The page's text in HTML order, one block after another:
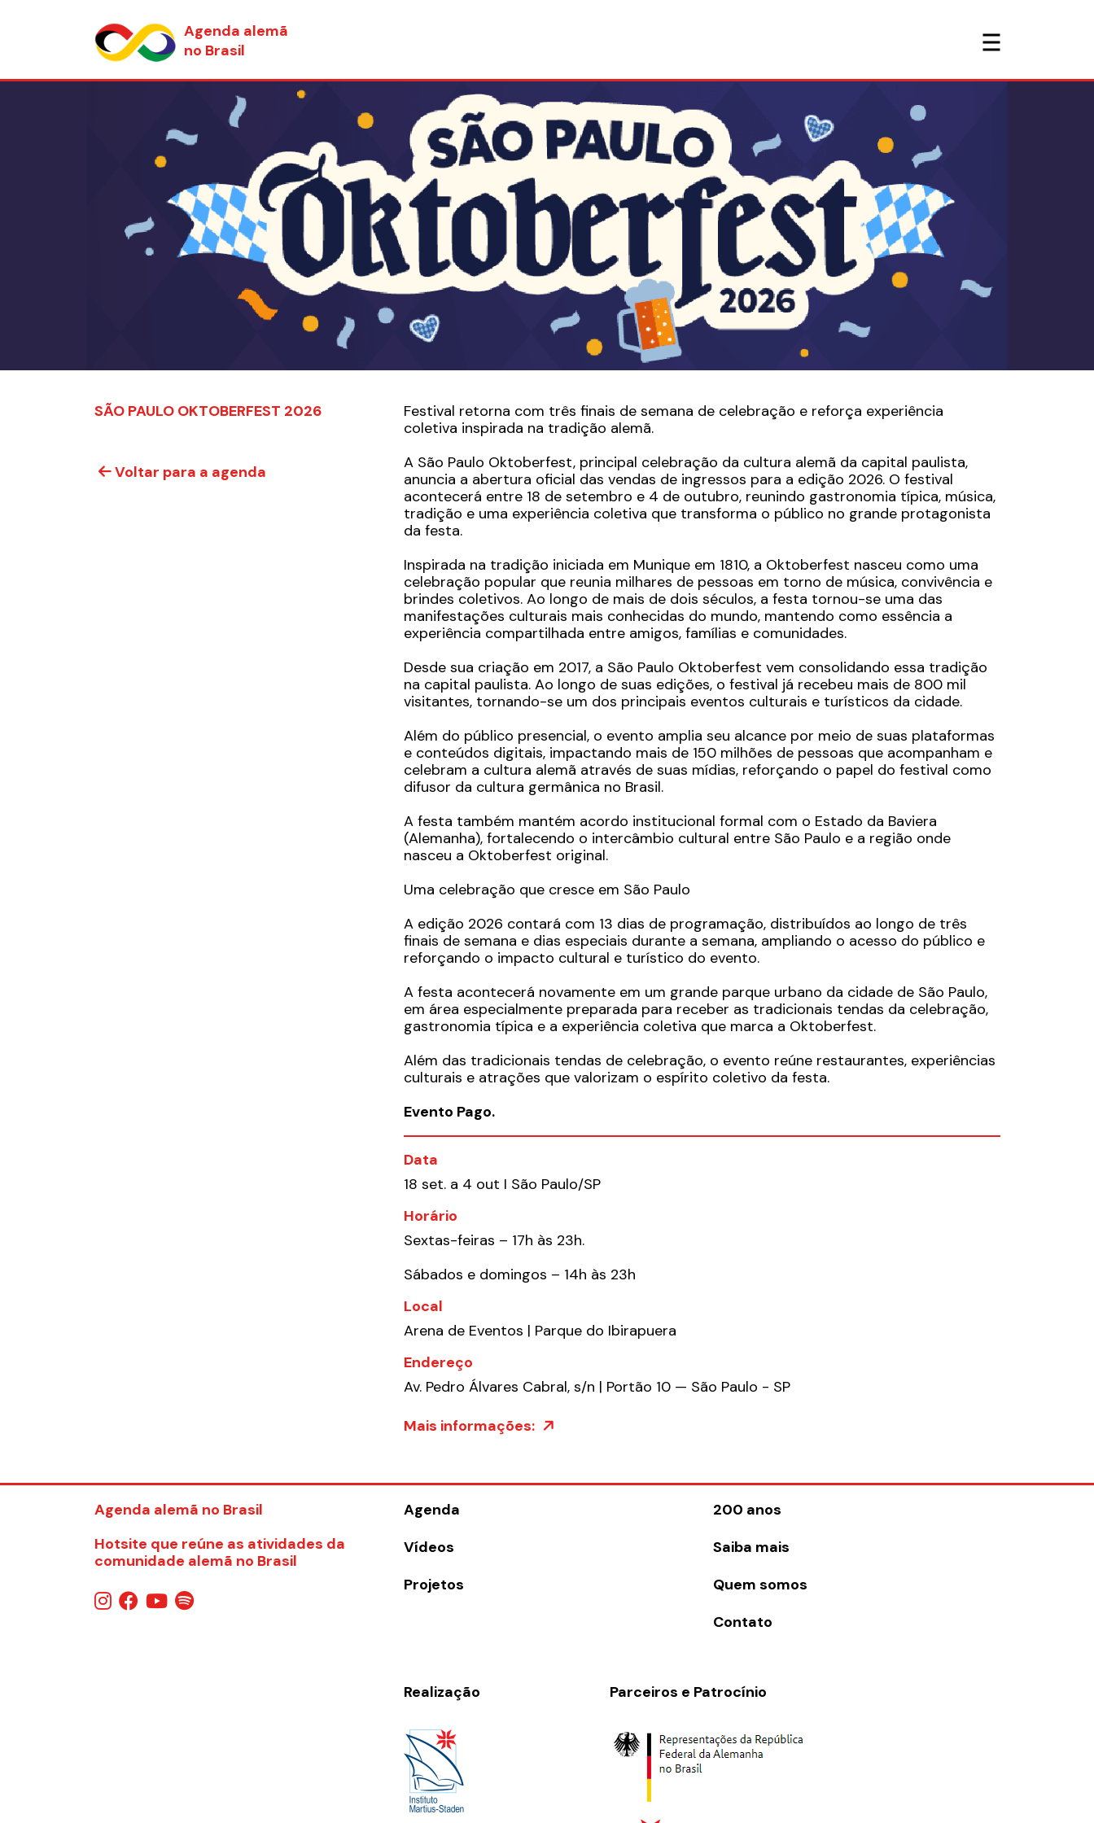
Agenda alemã
no Brasil
SÃO PAULO OKTOBERFEST 2026
Voltar para a agenda
Festival retorna com três finais de semana de celebração e reforça experiência
coletiva inspirada na tradição alemã.
A São Paulo Oktoberfest, principal celebração da cultura alemã da capital paulista,
anuncia a abertura oficial das vendas de ingressos para a edição 2026. O festival
acontecerá entre 18 de setembro e 4 de outubro, reunindo gastronomia típica, música,
tradição e uma experiência coletiva que transforma o público no grande protagonista
da festa.
Inspirada na tradição iniciada em Munique em 1810, a Oktoberfest nasceu como uma
celebração popular que reunia milhares de pessoas em torno de música, convivência e
brindes coletivos. Ao longo de mais de dois séculos, a festa tornou-se uma das
manifestações culturais mais conhecidas do mundo, mantendo como essência a
experiência compartilhada entre amigos, famílias e comunidades.
Desde sua criação em 2017, a São Paulo Oktoberfest vem consolidando essa tradição
na capital paulista. Ao longo de suas edições, o festival já recebeu mais de 800 mil
visitantes, tornando-se um dos principais eventos culturais e turísticos da cidade.
Além do público presencial, o evento amplia seu alcance por meio de suas plataformas
e conteúdos digitais, impactando mais de 150 milhões de pessoas que acompanham e
celebram a cultura alemã através de suas mídias, reforçando o papel do festival como
difusor da cultura germânica no Brasil.
A festa também mantém acordo institucional formal com o Estado da Baviera
(Alemanha), fortalecendo o intercâmbio cultural entre São Paulo e a região onde
nasceu a Oktoberfest original.
Uma celebração que cresce em São Paulo
A edição 2026 contará com 13 dias de programação, distribuídos ao longo de três
finais de semana e dias especiais durante a semana, ampliando o acesso do público e
reforçando o impacto cultural e turístico do evento.
A festa acontecerá novamente em um grande parque urbano da cidade de São Paulo,
em área especialmente preparada para receber as tradicionais tendas da celebração,
gastronomia típica e a experiência coletiva que marca a Oktoberfest.
Além das tradicionais tendas de celebração, o evento reúne restaurantes, experiências
culturais e atrações que valorizam o espírito coletivo da festa.
Evento Pago.
Data
18 set. a 4 out I São Paulo/SP
Horário
Sextas-feiras – 17h às 23h.
Sábados e domingos – 14h às 23h
Local
Arena de Eventos | Parque do Ibirapuera
Endereço
Av. Pedro Álvares Cabral, s/n | Portão 10 — São Paulo - SP
Mais informações:
Agenda alemã no Brasil
Hotsite que reúne as atividades da
comunidade alemã no Brasil
Agenda
Vídeos
Projetos
200 anos
Saiba mais
Quem somos
Contato
Realização Parceiros e Patrocínio